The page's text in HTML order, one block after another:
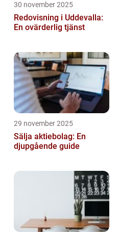
30 november 2025
Redovisning i Uddevalla:
En ovärderlig tjänst
29 november 2025
Sälja aktiebolag: En
djupgående guide